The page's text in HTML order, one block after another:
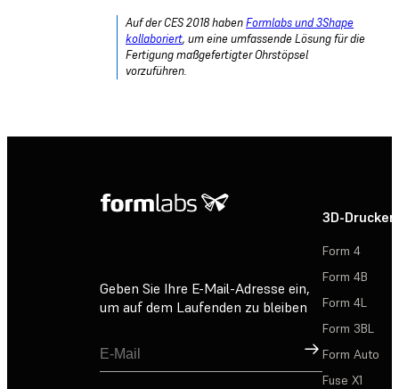
Auf der CES 2018 habenFormlabs und 3Shape
kollaboriert, um eine umfassende Lösung für die
Fertigung maßgefertigter Ohrstöpsel
vorzuführen.
Geben Sie Ihre E-Mail-Adresse ein,
um auf dem Laufenden zu bleiben
Registrieren
3D-Drucker
Form 4
Form 4B
Form 4L
Form 3BL
Form Auto
Fuse X1